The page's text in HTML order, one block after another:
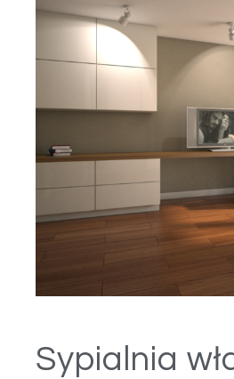
Sypialnia